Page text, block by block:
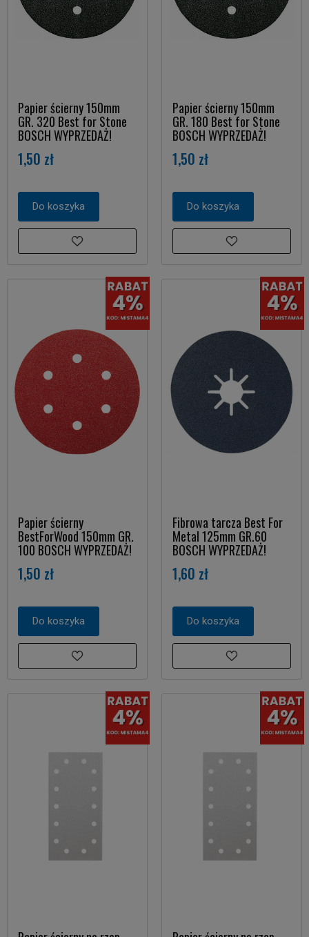
Papier ścierny 150mm
GR. 320 Best for Stone
BOSCH WYPRZEDAŻ!
1,50 zł
Do koszyka
Papier ścierny 150mm
GR. 180 Best for Stone
BOSCH WYPRZEDAŻ!
1,50 zł
Do koszyka
Papier ścierny
BestForWood 150mm GR.
100 BOSCH WYPRZEDAŻ!
1,50 zł
Do koszyka
Fibrowa tarcza Best For
Metal 125mm GR.60
BOSCH WYPRZEDAŻ!
1,60 zł
Do koszyka